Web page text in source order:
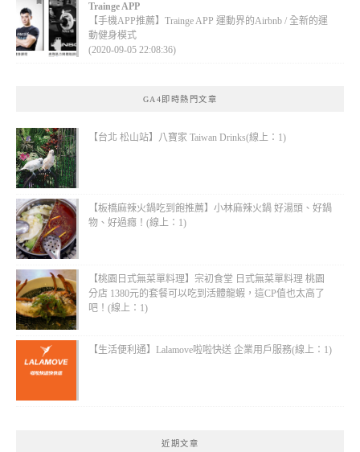
Trainge APP
【手機APP推薦】Trainge APP 運動界的Airbnb / 全新的運
動健身模式
(2020-09-05 22:08:36)
GA4即時熱門文章
【台北 松山站】八寶家 Taiwan Drinks(線上：1)
【板橋麻辣火鍋吃到飽推薦】小林麻辣火鍋 好湯頭、好鍋
物、好過癮！(線上：1)
【桃園日式無菜單料理】宗初食堂 日式無菜單料理 桃園
分店 1380元的套餐可以吃到活體龍蝦，這CP值也太高了
吧！(線上：1)
【生活便利通】Lalamove啦啦快送 企業用戶服務(線上：1)
近期文章